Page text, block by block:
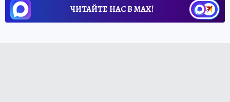
ЧИТАЙТЕ НАС В МАХ!